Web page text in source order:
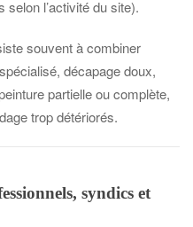
l’activité du site).
souvent à combiner
décapage doux,
partielle ou complète,
trop détériorés.
syndics et